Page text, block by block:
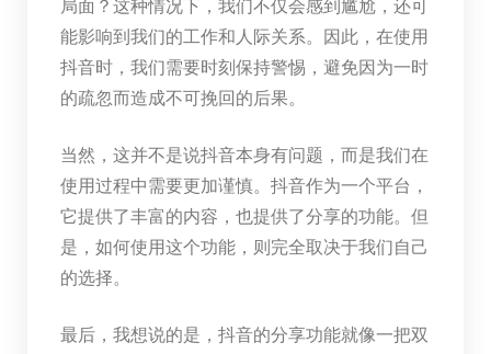
局面？这种情况下，我们不仅会感到尴尬，还可
能影响到我们的工作和人际关系。因此，在使用
抖音时，我们需要时刻保持警惕，避免因为一时
的疏忽而造成不可挽回的后果。
当然，这并不是说抖音本身有问题，而是我们在
使用过程中需要更加谨慎。抖音作为一个平台，
它提供了丰富的内容，也提供了分享的功能。但
是，如何使用这个功能，则完全取决于我们自己
的选择。
最后，我想说的是，抖音的分享功能就像一把双